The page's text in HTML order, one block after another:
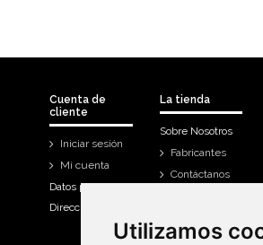
Utilizamos
Utilizamos
Cuenta de
cliente
Iniciar sesión
Mi cuenta
Datos personales
Direcciones
La tienda
Sobre Nosotros
Fabricantes
Contáctanos